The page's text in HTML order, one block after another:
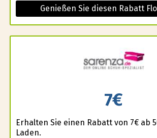
Genießen Sie diesen Rabatt
7€
Erhalten Sie einen Rabatt von 7€ ab
Laden.